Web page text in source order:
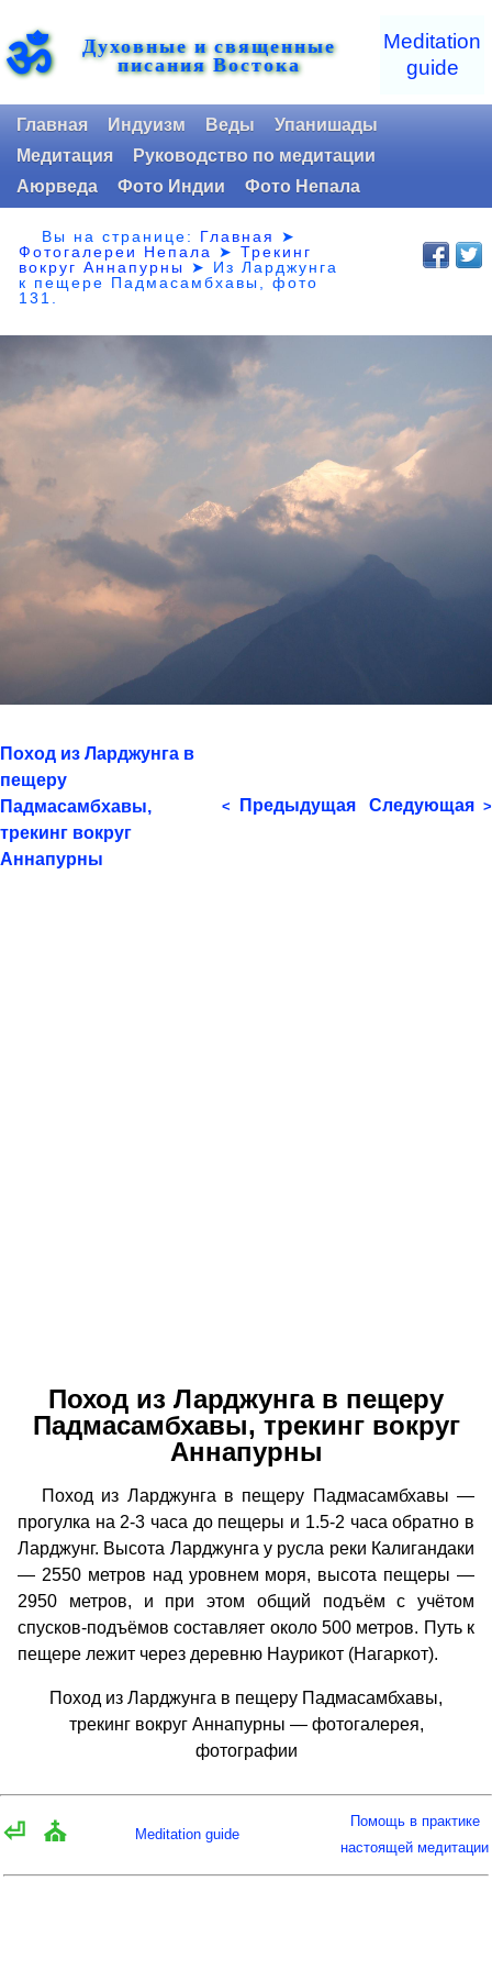
ॐ Духовные и священные
писания Востока
Meditation
guide
Главная Индуизм Веды
Упанишады
Медитация
Руководство по медитации
Аюрведа
Фото Индии Фото Непала
Вы на странице: Главная
➤
Фотогалереи Непала
➤Трекинг
вокруг Аннапурны ➤ Из Ларджунга
к пещере Падмасамбхавы,фото
131.
Поход из Ларджунга в
пещеру
Падмасамбхавы,
трекинг вокруг
Аннапурны
< Предыдущая Следующая >
Поход из Ларджунга в пещеру
Падмасамбхавы, трекинг вокруг
Аннапурны
Поход из Ларджунга в пещеру Падмасамбхавы —
прогулка на 2-3 часа до пещеры и 1.5-2 часа обратно в
Ларджунг. Высота Ларджунга у русла реки Калигандаки
— 2550 метров над уровнем моря, высота пещеры —
2950 метров, и при этом общий подъём с учётом
спусков-подъёмов составляет около 500 метров. Путь к
пещере лежит через деревню Наурикот (Нагаркот).
Поход из Ларджунга в пещеру Падмасамбхавы,
трекинг вокруг Аннапурны — фотогалерея,
фотографии
⏎ ⛪ Meditation guide
Помощь в практике
настоящей медитации